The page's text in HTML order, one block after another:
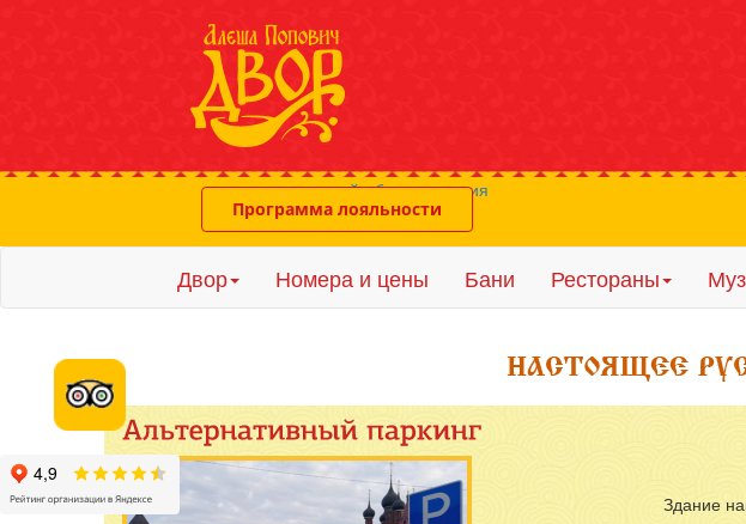
система онлайн-бронирования
Программа лояльности
Расположение отеля: центр
Интерактивный музей с
Двор Номера и цены Бани Рестораны
Здание